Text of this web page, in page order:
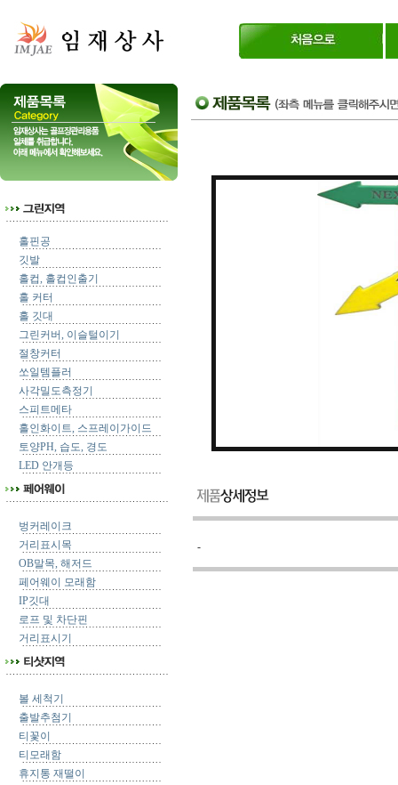
홀핀공
깃발
홀컵, 홀컵인출기
홀 커터
홀 깃대
그린커버, 이슬털이기
절창커터
쏘일템플러
사각밀도측정기
스피트메타
홀인화이트, 스프레이가이드
토양PH, 습도, 경도
LED 안개등
벙커레이크
거리표시목
OB말목, 해저드
페어웨이 모래함
IP깃대
로프 및 차단핀
거리표시기
볼 세척기
출발추첨기
티꽃이
티모래함
휴지통 재떨이
-